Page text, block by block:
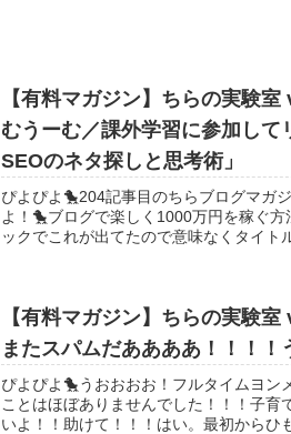
【有料マガジン】ちらの実験
むうーむ／課外学習に参加して
SEOのネタ探しと思考術」
ぴよぴよ🐤204記事目のちらブログマガ
よ！🐤ブログで楽しく1000万円を稼ぐ
ックでこれが出てたので意味なくタイト
【有料マガジン】ちらの実験
またスパムだああああ！！！！
ぴよぴよ🐤うおおおお！フルタイムヨン
ことはほぼありませんでした！！！子
いよ！！助けて！！！はい。最初からひ